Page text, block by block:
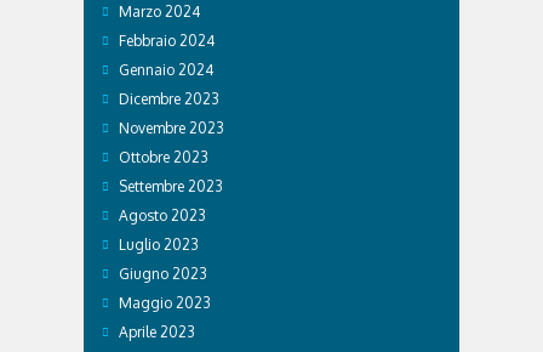
Marzo 2024
Febbraio 2024
Gennaio 2024
Dicembre 2023
Novembre 2023
Ottobre 2023
Settembre 2023
Agosto 2023
Luglio 2023
Giugno 2023
Maggio 2023
Aprile 2023